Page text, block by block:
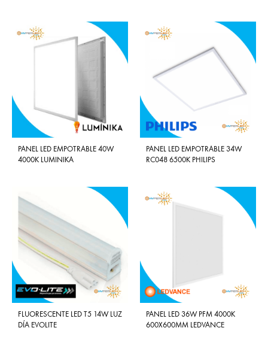
PANEL LED EMPOTRABLE 40W
4000K LUMINIKA
PANEL LED EMPOTRABLE 34W
RC048 6500K PHILIPS
FLUORESCENTE LED T5 14W LUZ
DÍA EVOLITE
PANEL LED 36W PFM 4000K
600X600MM LEDVANCE